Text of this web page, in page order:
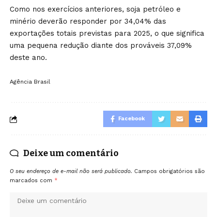
Como nos exercícios anteriores, soja petróleo e
minério deverão responder por 34,04% das
exportações totais previstas para 2025, o que significa
uma pequena redução diante dos prováveis 37,09%
deste ano.
Agência Brasil
Facebook
Deixe um comentário
O seu endereço de e-mail não será publicado. Campos obrigatórios são
marcados com *